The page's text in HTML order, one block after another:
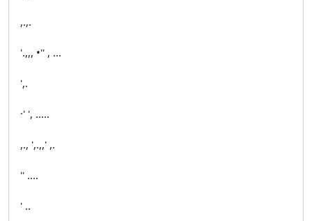
,.,.
'.,,, •'' , ...
',.
·' ', .....
,., ',.,,' ,.
'' ....
' ..